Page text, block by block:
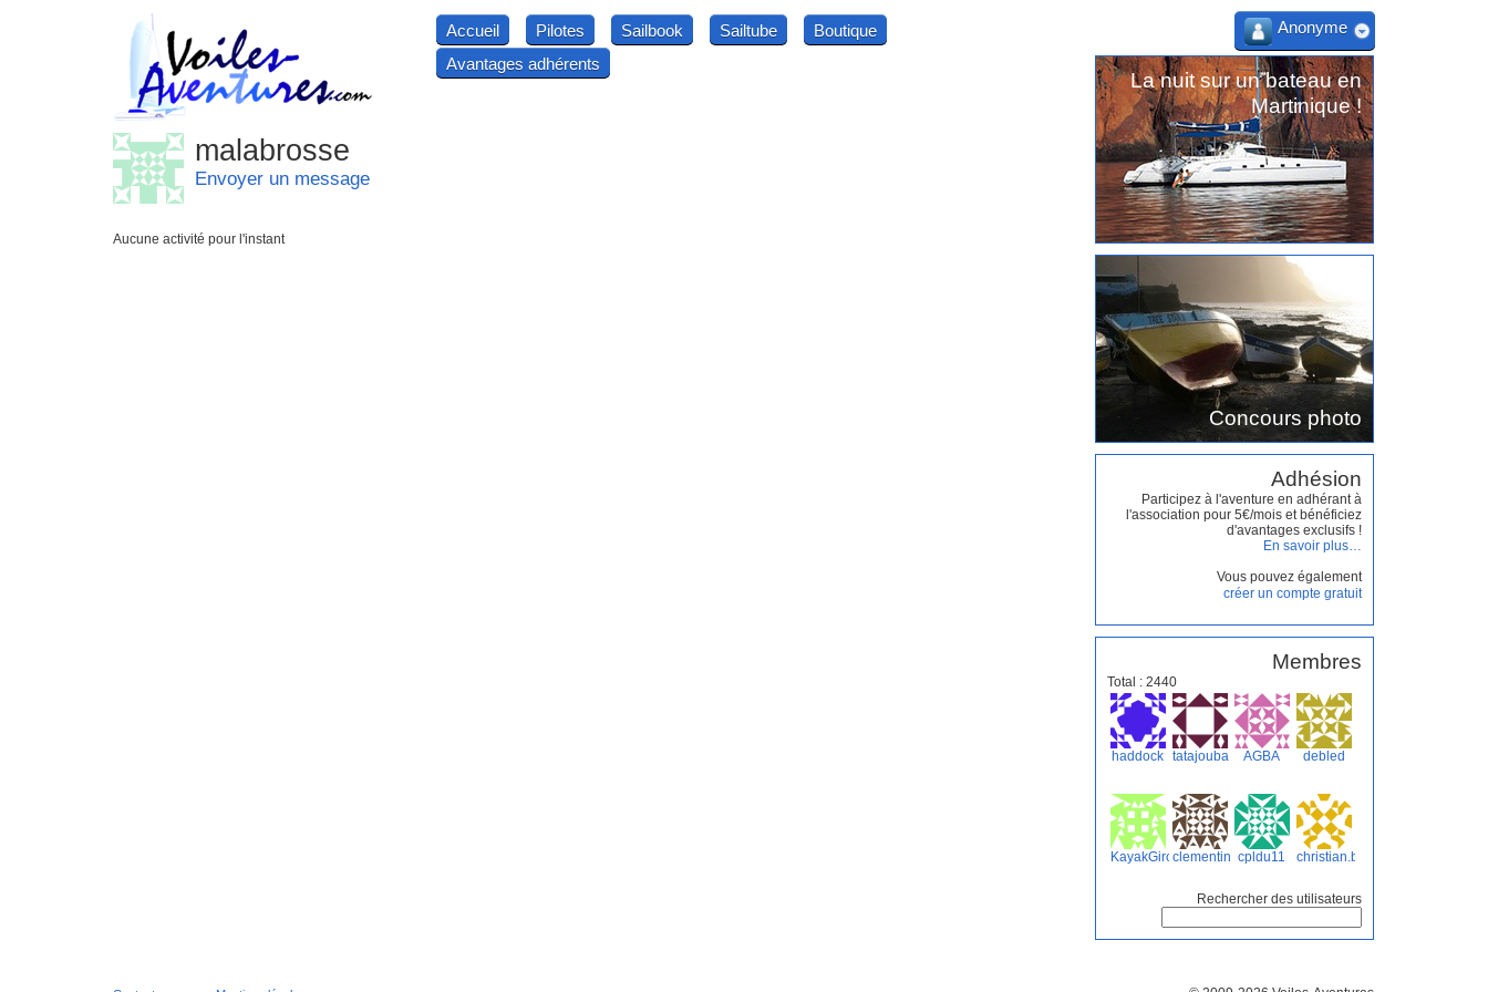
Accueil Pilotes Sailbook Sailtube
Boutique
Avantages adhérents
malabrosse
Envoyer un message
Aucune activité pour l'instant
La nuit sur un bateau en
Martinique !
Concours photo
Adhésion
Participez à l'aventure en adhérant à
l'association pour 5€/mois et bénéficiez
d'avantages exclusifs !
En savoir plus…
Vous pouvez également
créer un compte gratuit
Membres
Total : 2440
haddock tatajouba AGBA debled
KayakGirondeclementinecpldu11 christian.b
Rechercher des utilisateurs
Anonyme